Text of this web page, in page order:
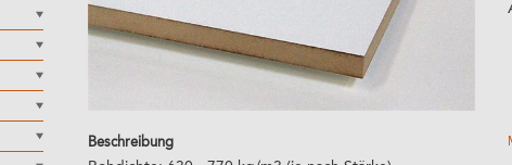
Beschreibung